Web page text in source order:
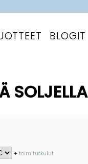
BLOGIT
SOLJELLA
+toimituskulut